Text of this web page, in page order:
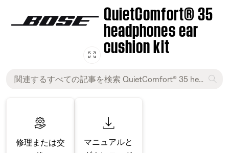
QuietComfort® 35
headphones ear
cushion kit
修理または交
マニュアルと